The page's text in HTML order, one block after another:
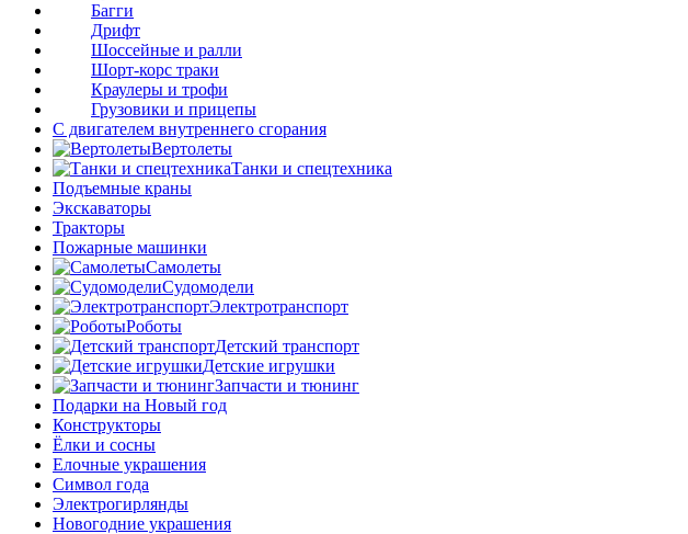
Багги
Дрифт
Шоссейные и ралли
Шорт-корс траки
Краулеры и трофи
Грузовики и прицепы
С двигателем внутреннего сгорания
Вертолеты
Танки и спецтехника
Подъемные краны
Экскаваторы
Тракторы
Пожарные машинки
Самолеты
Судомодели
Электротранспорт
Роботы
Детский транспорт
Детские игрушки
Запчасти и тюнинг
Подарки на Новый год
Конструкторы
Ёлки и сосны
Елочные украшения
Символ года
Электрогирлянды
Новогодние украшения